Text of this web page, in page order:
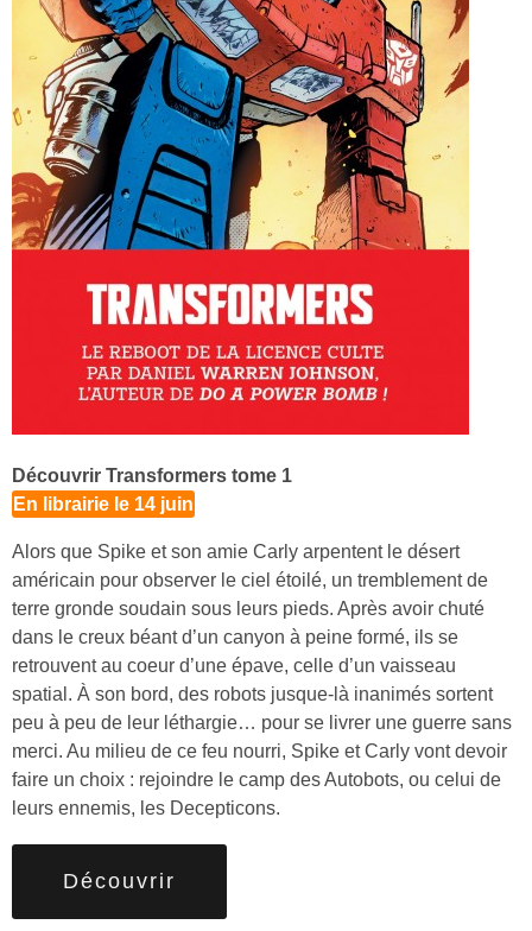
Découvrir Transformers tome 1
En librairie le 14 juin
Alors que Spike et son amie Carly arpentent le désert
américain pour observer le ciel étoilé, un tremblement de
terre gronde soudain sous leurs pieds. Après avoir chuté
dans le creux béant d’un canyon à peine formé, ils se
retrouvent au coeur d’une épave, celle d’un vaisseau
spatial. À son bord, des robots jusque-là inanimés sortent
peu à peu de leur léthargie… pour se livrer une guerre sans
merci. Au milieu de ce feu nourri, Spike et Carly vont devoir
faire un choix : rejoindre le camp des Autobots, ou celui de
leurs ennemis, les Decepticons.
Découvrir